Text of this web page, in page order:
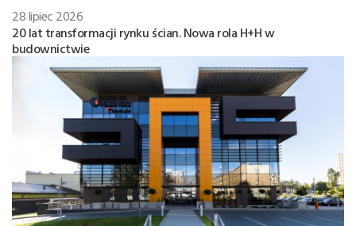
28 lipiec 2026
20 lat transformacji rynku ścian. Nowa rola H+H w
budownictwie